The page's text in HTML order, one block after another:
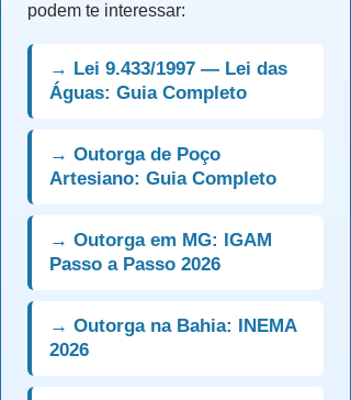
podem te interessar:
→ Lei 9.433/1997 — Lei das
Águas: Guia Completo
→ Outorga de Poço
Artesiano: Guia Completo
→ Outorga em MG: IGAM
Passo a Passo 2026
→ Outorga na Bahia: INEMA
2026